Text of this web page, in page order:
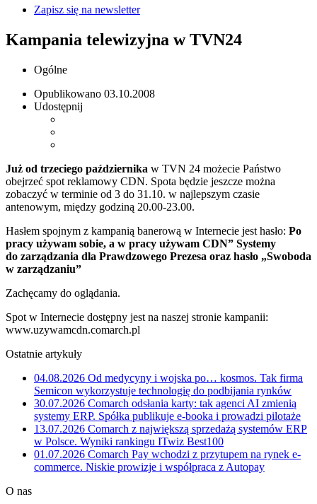
Zapisz się na newsletter
Kampania telewizyjna w TVN24
Ogólne
Opublikowano 03.10.2008
Udostępnij
Już od trzeciego października w TVN 24 możecie Państwo
obejrzeć spot reklamowy CDN. Spota będzie jeszcze można
zobaczyć w terminie od 3 do 31.10. w najlepszym czasie
antenowym, między godziną 20.00-23.00.
Hasłem spojnym z kampanią banerową w Internecie jest hasło: Po
pracy używam sobie, a w pracy używam CDN” Systemy
do zarządzania dla Prawdzowego Prezesa oraz hasło „Swoboda
w zarządzaniu”
Zachęcamy do oglądania.
Spot w Internecie dostępny jest na naszej stronie kampanii:
www.uzywamcdn.comarch.pl
Ostatnie artykuły
04.08.2026 Od medycyny i wojska po… kosmos. Tak firma
Semicon wykorzystuje technologię do podbijania rynków
30.07.2026 Comarch odsłania karty: tak agenci AI zmienią
systemy ERP. Spółka publikuje e-booka i prowadzi pilotaże
13.07.2026 Comarch z największą sprzedażą systemów ERP
w Polsce. Wyniki rankingu ITwiz Best100
01.07.2026 Comarch Pay wchodzi z przytupem na rynek e-
commerce. Niskie prowizje i współpraca z Autopay
O nas